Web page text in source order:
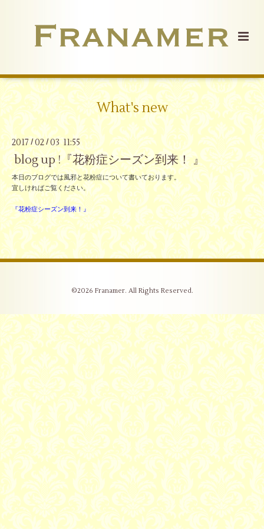
What's new
2017/02 /03 11:55
blog up !『花粉症シーズン到来！ 』
本日のブログでは風邪と花粉症について書いております。
宜しければご覧ください。
『花粉症シーズン到来！』
©2026 Franamer. All Rights Reserved.